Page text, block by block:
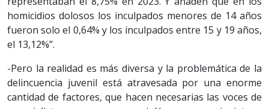
homicidios dolosos los inculpados menores de 14 años
fueron solo el 0,64% y los inculpados entre 15 y 19 años,
el 13,12%”.
-Pero la realidad es más diversa y la problemática de la
delincuencia juvenil está atravesada por una enorme
cantidad de factores, que hacen necesarias las voces de